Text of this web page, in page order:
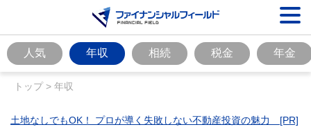
人気 年収 相続 税金 年金
トップ> 年収
土地なしでもOK！ プロが導く失敗しない不動産投資の魅力 [PR]